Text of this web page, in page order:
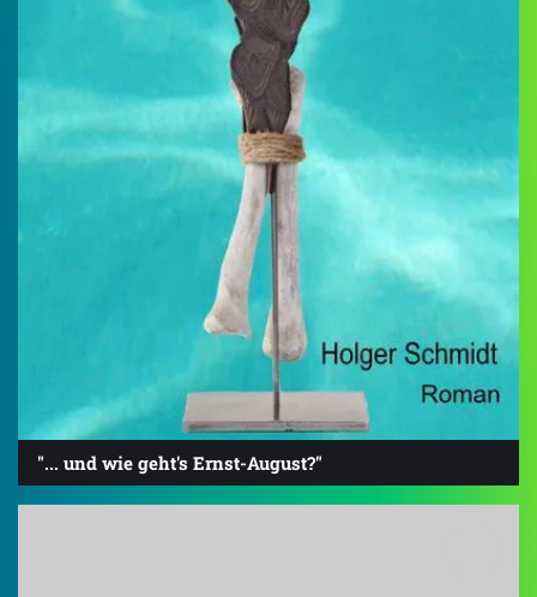
"... und wie geht's Ernst-August?"